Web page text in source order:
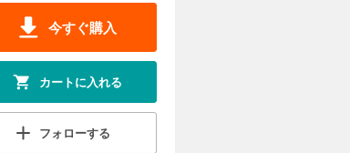
今すぐ購入
カートに入れる
フォローする